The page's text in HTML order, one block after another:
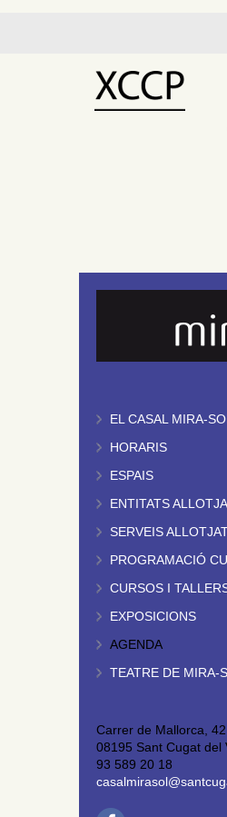
EL CASAL MIRA-
HORARIS
ESPAIS
ENTITATS
SERVEIS
PROGRAMACIÓ
CURSOS I
EXPOSICIONS
AGENDA
TEATRE DE MIRA-
Carrer de Mallorca, 42
08195 Sant Cugat del
93 589 20 18